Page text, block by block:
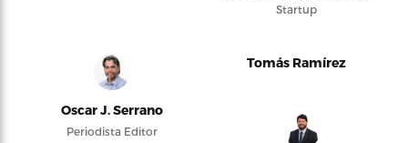
Startup
Oscar J. Serrano
Periodista Editor
Tomás Ramírez